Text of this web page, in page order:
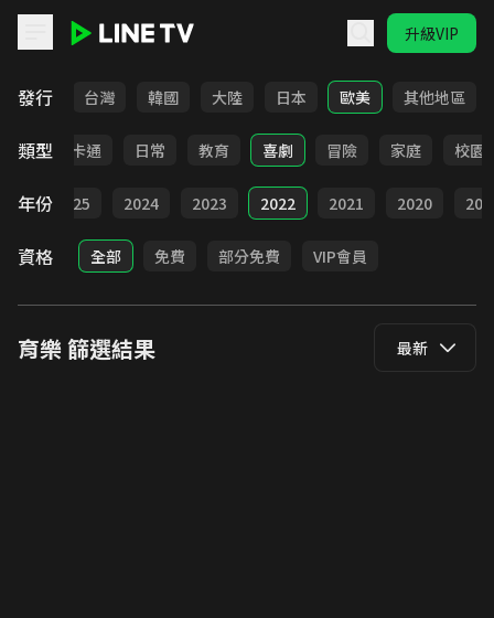
升級VIP
發行
全部 台灣 韓國 大陸 日本 歐美 其他地區
類型
全部 卡通 日常 教育 喜劇 冒險 家庭 校園
年份
部 2025 2024 2023 2022 2021 2020
資格 全部 免費 部分免費 VIP會員
育樂篩選結果 最新